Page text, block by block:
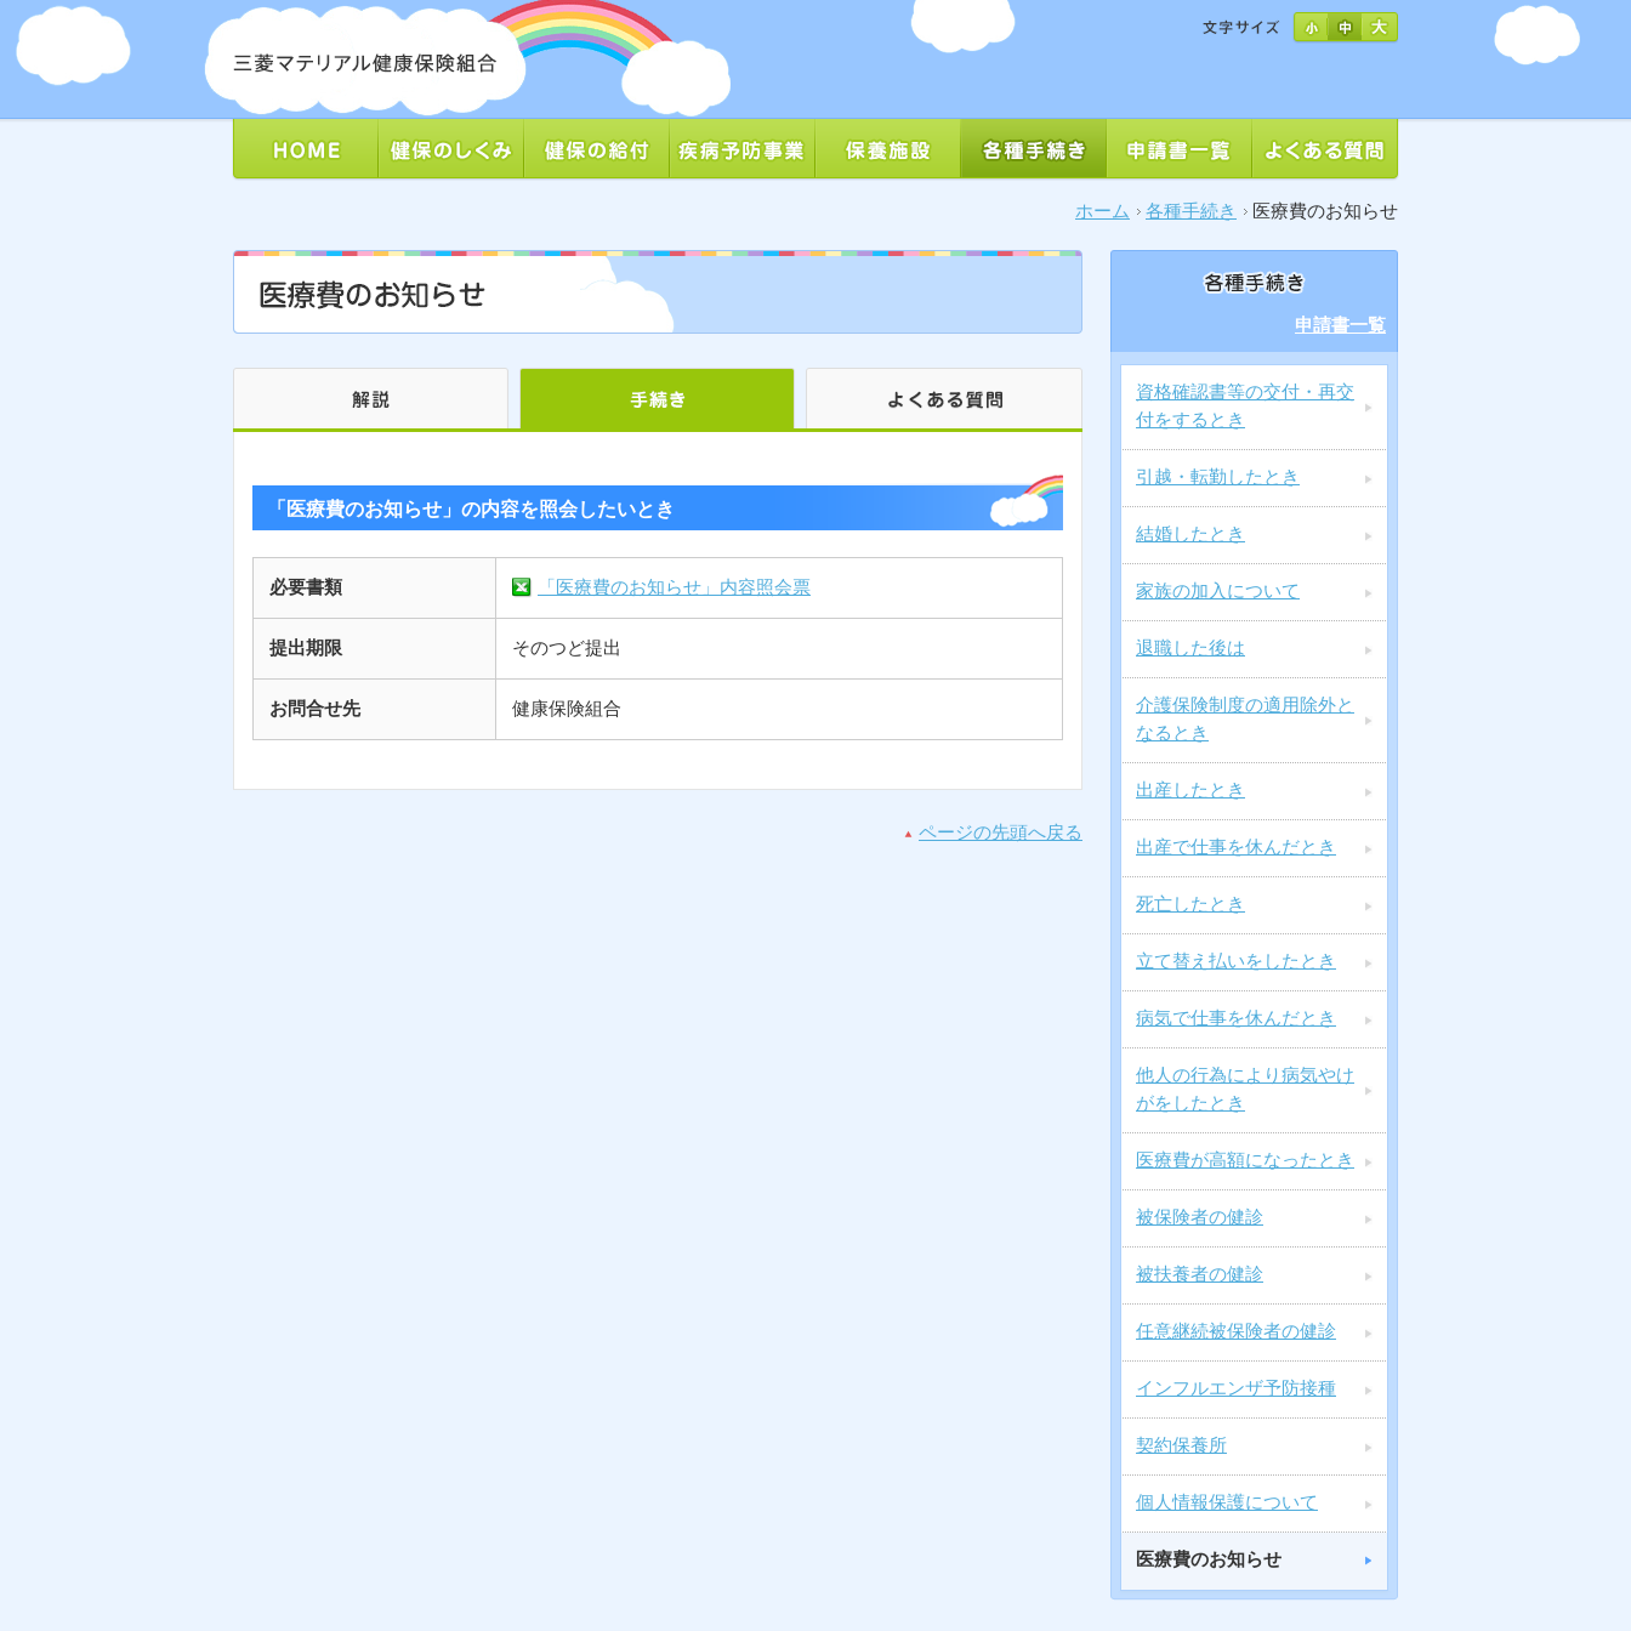
ホーム 各種手続き 医療費のお知らせ
「医療費のお知らせ」の内容を照会したいとき
必要書類 「医療費のお知らせ」内容照会票
提出期限 そのつど提出
お問合せ先 健康保険組合
ページの先頭へ戻る
申請書一覧
資格確認書等の交付・再交
付をするとき
引越・転勤したとき
結婚したとき
家族の加入について
退職した後は
介護保険制度の適用除外と
なるとき
出産したとき
出産で仕事を休んだとき
死亡したとき
立て替え払いをしたとき
病気で仕事を休んだとき
他人の行為により病気やけ
がをしたとき
医療費が高額になったとき
被保険者の健診
被扶養者の健診
任意継続被保険者の健診
インフルエンザ予防接種
契約保養所
個人情報保護について
医療費のお知らせ